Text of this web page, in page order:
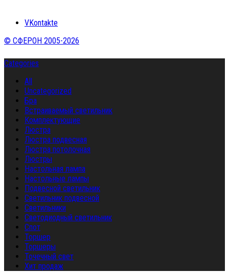
VKontakte
© СФЕРОН 2005-2026
Categories
All
Uncategorized
Бра
Встраиваемый светильник
Комплектующие
Люстра
Люстра подвесная
Люстра потолочная
Люстры
Настольная лампа
Настольные лампы
Подвесной светильник
Светильник подвесной
Светильники
Светодиодный светильник
Спот
Торшер
Торшеры
Точечный свет
Хит продаж